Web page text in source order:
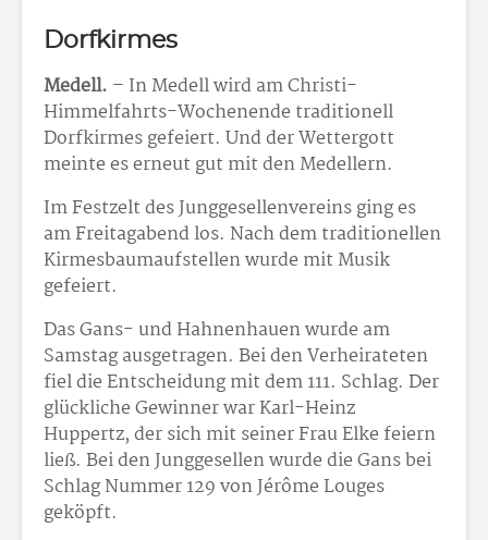
Dorfkirmes
Medell. – In Medell wird am Christi-
Himmelfahrts-Wochenende traditionell
Dorfkirmes gefeiert. Und der Wettergott
meinte es erneut gut mit den Medellern.
Im Festzelt des Junggesellenvereins ging es
am Freitagabend los. Nach dem traditionellen
Kirmesbaumaufstellen wurde mit Musik
gefeiert.
Das Gans- und Hahnenhauen wurde am
Samstag ausgetragen. Bei den Verheirateten
fiel die Entscheidung mit dem 111. Schlag. Der
glückliche Gewinner war Karl-Heinz
Huppertz, der sich mit seiner Frau Elke feiern
ließ. Bei den Junggesellen wurde die Gans bei
Schlag Nummer 129 von Jérôme Louges
geköpft.